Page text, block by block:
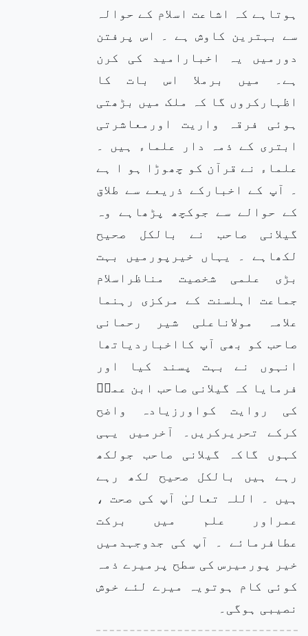
ہوتاہے کہ اشاعت اسلام کے حوالہ
سے بہترین کاوش ہے ۔ اس پرفتن
دورمیں یہ اخبارامید کی کرن
ہے۔ میں برملا اس بات کا
اظہارکروں گا کہ ملک میں بڑھتی
ہوئی فرقہ واریت اورمعاشرتی
ابتری کے ذمہ دار علماء ہیں ۔
علماء نے قرآن کو چھوڑا ہو ا ہے
۔ آپ کے اخبارکے ذریعے سے طلاق
کے حوالے سے جوکچھ پڑھاہے وہ
گیلانی صاحب نے بالکل صحیح
لکھاہے ۔ یہاں خیرپورمیں بہت
بڑی علمی شخصیت مناظراسلام
جماعت اہلسنت کے مرکزی رہنما
علامہ مولاناعلی شیر رحمانی
صاحب کو بھی آپ کااخباردیاتھا
انہوں نے بہت پسند کیا اور
فرمایا کہ گیلانی صاحب ابن عمرؓ
کی روایت کواورزیادہ واضح
کرکے تحریرکریں۔ آخرمیں یہی
کہوں گاکہ گیلانی صاحب جولکھ
رہے ہیں بالکل صحیح لکھ رہے
ہیں ۔ اللہ تعالیٰ آپ کی صحت ،
عمراور علم میں برکت
عطافرمائے ۔ آپ کی جدوجہدمیں
خیر پورمیرس کی سطح پرمیرے ذمہ
کوئی کام ہوتویہ میرے لئے خوش
نصیبی ہوگی۔